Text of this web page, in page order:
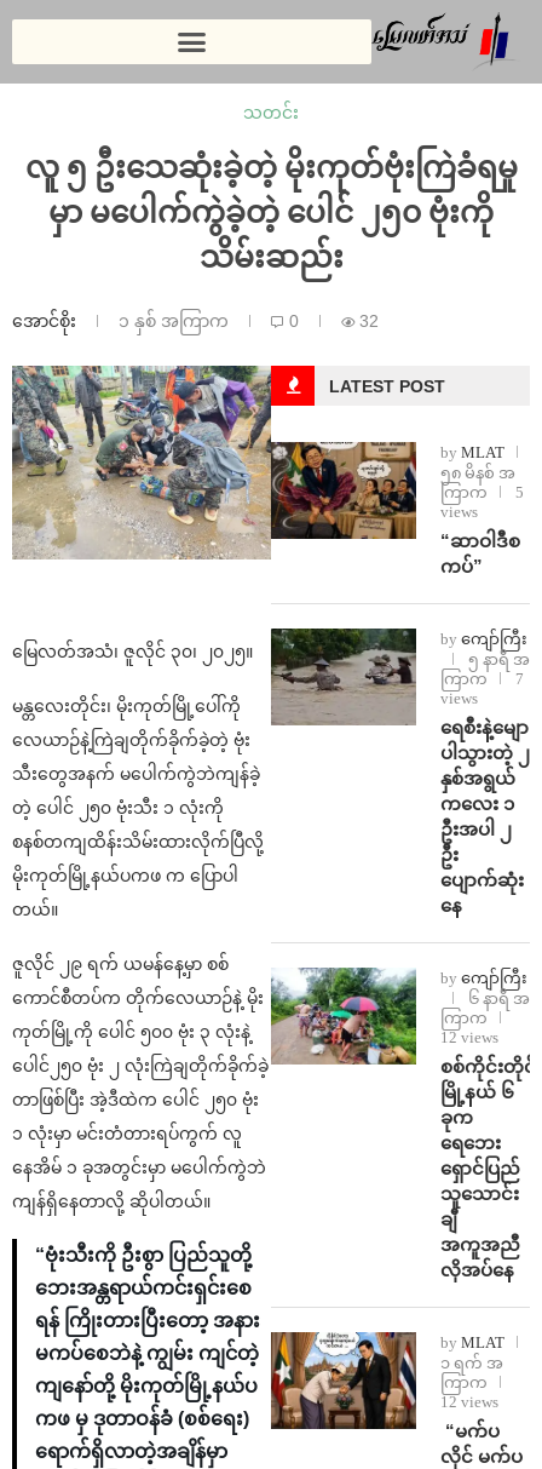
သတင်း
လူ ၅ ဦးသေဆုံးခဲ့တဲ့ မိုးကုတ်ဗုံးကြဲခံရမှု
မှာ မပေါက်ကွဲခဲ့တဲ့ ပေါင် ၂၅၀ ဗုံးကို
သိမ်းဆည်း
အောင်စိုး ၁ နှစ် အကြာက 0 32
မြေလတ်အသံ၊ ဇူလိုင် ၃၀၊ ၂၀၂၅။
မန္တလေးတိုင်း၊ မိုးကုတ်မြို့ပေါ်ကို
လေယာဉ်နဲ့ကြဲချတိုက်ခိုက်ခဲ့တဲ့ ဗုံး
သီးတွေအနက် မပေါက်ကွဲဘဲကျန်ခဲ့
တဲ့ ပေါင် ၂၅၀ ဗုံးသီး ၁ လုံးကို
စနစ်တကျထိန်းသိမ်းထားလိုက်ပြီလို့
မိုးကုတ်မြို့နယ်ပကဖ က ပြောပါ
တယ်။
ဇူလိုင် ၂၉ ရက် ယမန်နေ့မှာ စစ်
ကောင်စီတပ်က တိုက်လေယာဉ်နဲ့ မိုး
ကုတ်မြို့ကို ပေါင် ၅၀၀ ဗုံး ၃ လုံးနဲ့
ပေါင်၂၅၀ ဗုံး ၂ လုံးကြဲချတိုက်ခိုက်ခဲ့
တာဖြစ်ပြီး အဲ့ဒီထဲက ပေါင် ၂၅၀ ဗုံး
၁ လုံးမှာ မင်းတံတားရပ်ကွက် လူ
နေအိမ် ၁ ခုအတွင်းမှာ မပေါက်ကွဲဘဲ
ကျန်ရှိနေတာလို့ ဆိုပါတယ်။
“ဗုံးသီးကို ဦးစွာ ပြည်သူတို့
ဘေးအန္တရာယ်ကင်းရှင်းစေ
ရန် ကြိုးတားပြီးတော့ အနား
မကပ်စေဘဲနဲ့ ကျွမ်း ကျင်တဲ့
ကျနော်တို့ မိုးကုတ်မြို့နယ်ပ
ကဖ မှ ဒုတာဝန်ခံ (စစ်ရေး)
ရောက်ရှိလာတဲ့အချိန်မှာ
LATEST POST
by MLAT
၅၈ မိနစ် အ
ကြာက
5
views
“ဆာဝါဒီစ
ကပ်”
by ကျော်ကြီး
၅ နာရီ အ
ကြာက
7
views
ရေစီးနဲ့မျော
ပါသွားတဲ့ ၂
နှစ်အရွယ်
ကလေး ၁
ဦးအပါ ၂
ဦး
ပျောက်ဆုံး
နေ
by ကျော်ကြီး
၆ နာရီ အ
ကြာက
12 views
စစ်ကိုင်းတိုင်း
မြို့နယ် ၆
ခုက
ရေဘေး
ရှောင်ပြည်
သူသောင်း
ချီ
အကူအညီ
လိုအပ်နေ
by MLAT
၁ ရက် အ
ကြာက
12 views
⁨ ⁨“မက်ပ
လိုင် မက်ပ